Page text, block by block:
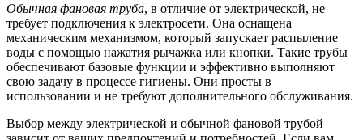
Обычная фановая труба, в отличие от электрической, не
требует подключения к электросети. Она оснащена
механическим механизмом, который запускает распыление
воды с помощью нажатия рычажка или кнопки. Такие трубы
обеспечивают базовые функции и эффективно выполняют
свою задачу в процессе гигиены. Они просты в
использовании и не требуют дополнительного обслуживания.
Выбор между электрической и обычной фановой трубой